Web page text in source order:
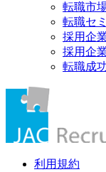
転職市
転職セ
採用企
採用企
転職成
利用規約